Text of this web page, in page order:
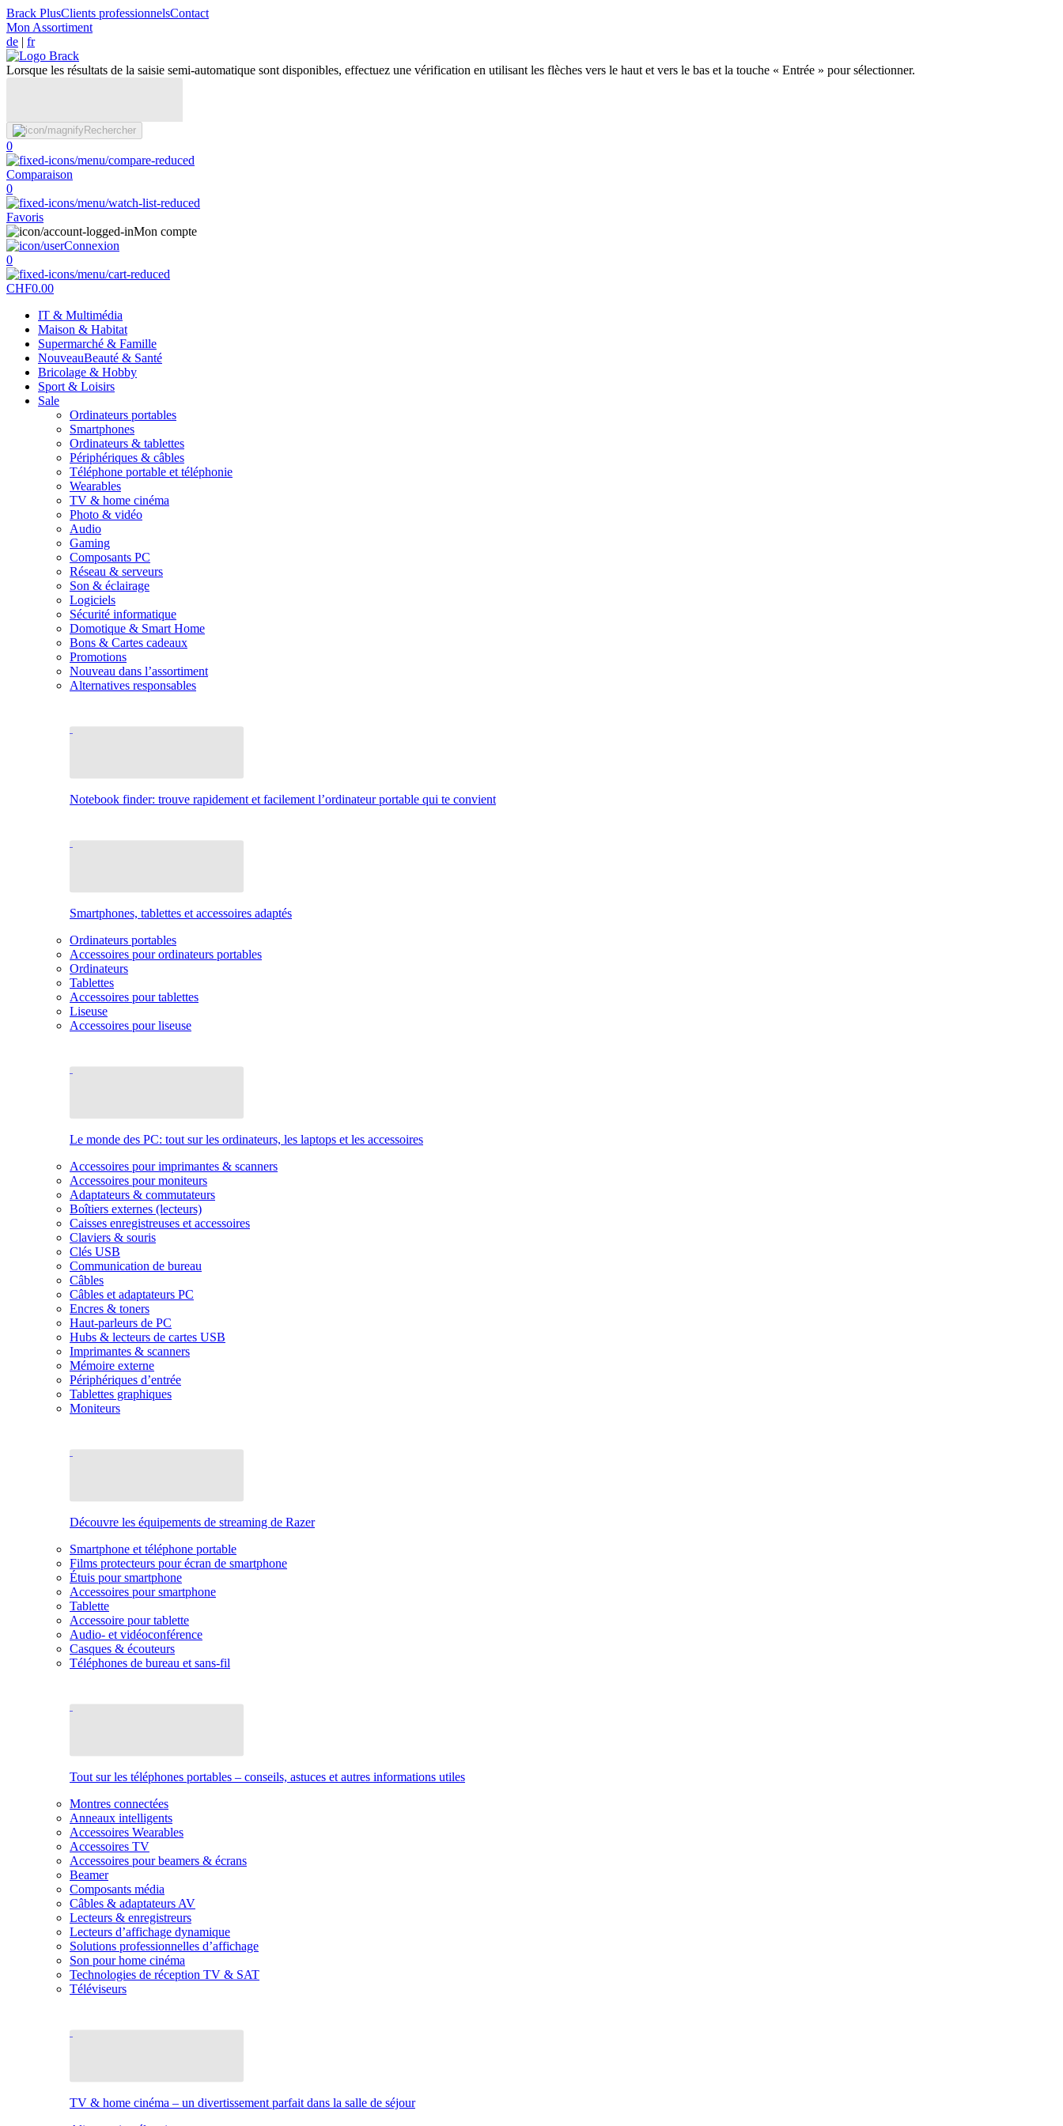
Brack PlusClients professionnelsContact
Mon Assortiment
de | fr
Lorsque les résultats de la saisie semi-automatique sont disponibles, effectuez une vérification en utilisant les flèches vers le haut et vers le bas et la touche « Entrée » pour sélectionner.
Rechercher
0
Comparaison
0
Favoris
Mon compte
Connexion
0
CHF0.00
IT & Multimédia
Maison & Habitat
Supermarché & Famille
NouveauBeauté & Santé
Bricolage & Hobby
Sport & Loisirs
Sale
Ordinateurs portables
Smartphones
Ordinateurs & tablettes
Périphériques & câbles
Téléphone portable et téléphonie
Wearables
TV & home cinéma
Photo & vidéo
Audio
Gaming
Composants PC
Réseau & serveurs
Son & éclairage
Logiciels
Sécurité informatique
Domotique & Smart Home
Bons & Cartes cadeaux
Promotions
Nouveau dans l’assortiment
Alternatives responsables
Notebook finder: trouve rapidement et facilement l’ordinateur portable qui te convient
Smartphones, tablettes et accessoires adaptés
Ordinateurs portables
Accessoires pour ordinateurs portables
Ordinateurs
Tablettes
Accessoires pour tablettes
Liseuse
Accessoires pour liseuse
Le monde des PC: tout sur les ordinateurs, les laptops et les accessoires
Accessoires pour imprimantes & scanners
Accessoires pour moniteurs
Adaptateurs & commutateurs
Boîtiers externes (lecteurs)
Caisses enregistreuses et accessoires
Claviers & souris
Clés USB
Communication de bureau
Câbles
Câbles et adaptateurs PC
Encres & toners
Haut-parleurs de PC
Hubs & lecteurs de cartes USB
Imprimantes & scanners
Mémoire externe
Périphériques d’entrée
Tablettes graphiques
Moniteurs
Découvre les équipements de streaming de Razer
Smartphone et téléphone portable
Films protecteurs pour écran de smartphone
Étuis pour smartphone
Accessoires pour smartphone
Tablette
Accessoire pour tablette
Audio- et vidéoconférence
Casques & écouteurs
Téléphones de bureau et sans-fil
Tout sur les téléphones portables – conseils, astuces et autres informations utiles
Montres connectées
Anneaux intelligents
Accessoires Wearables
Accessoires TV
Accessoires pour beamers & écrans
Beamer
Composants média
Câbles & adaptateurs AV
Lecteurs & enregistreurs
Lecteurs d’affichage dynamique
Solutions professionnelles d’affichage
Son pour home cinéma
Technologies de réception TV & SAT
Téléviseurs
TV & home cinéma – un divertissement parfait dans la salle de séjour